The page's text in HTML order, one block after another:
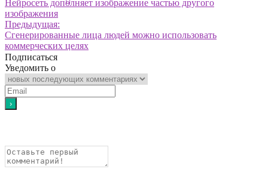
Нейросеть дополняет изображение частью другого
изображения
Предыдущая:
Сгенерированные лица людей можно использовать
коммерческих целях
Подписаться
Уведомить о